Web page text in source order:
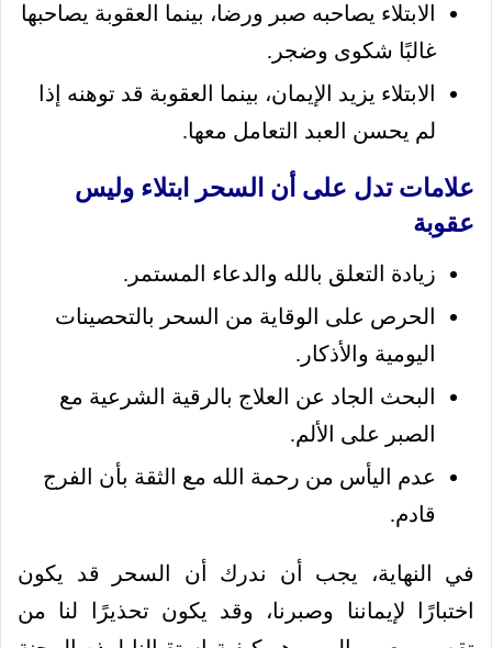
الابتلاء يصاحبه صبر ورضا، بينما العقوبة يصاحبها
غالبًا شكوى وضجر.
الابتلاء يزيد الإيمان، بينما العقوبة قد توهنه إذا
لم يحسن العبد التعامل معها.
علامات تدل على أن السحر ابتلاء وليس
عقوبة
زيادة التعلق بالله والدعاء المستمر.
الحرص على الوقاية من السحر بالتحصينات
اليومية والأذكار.
البحث الجاد عن العلاج بالرقية الشرعية مع
الصبر على الألم.
عدم اليأس من رحمة الله مع الثقة بأن الفرج
قادم.
في النهاية، يجب أن ندرك أن السحر قد يكون
اختبارًا لإيماننا وصبرنا، وقد يكون تحذيرًا لنا من